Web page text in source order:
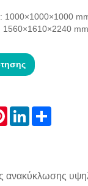
1000×1000×1000
1560×1610×2240 mm
PinterestLinkedInShare
ανακύκλωσης